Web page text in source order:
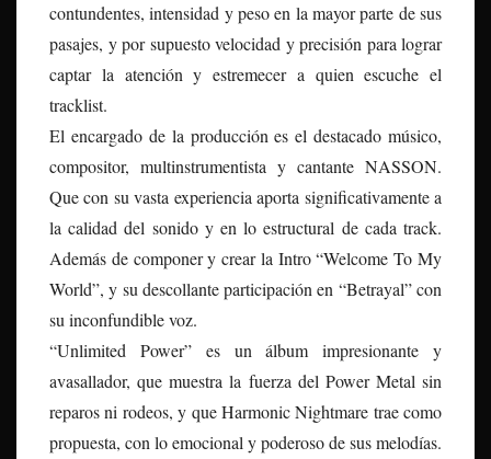
contundentes, intensidad y peso en la mayor parte de sus
pasajes, y por supuesto velocidad y precisión para lograr
captar la atención y estremecer a quien escuche el
tracklist.
El encargado de la producción es el destacado músico,
compositor, multinstrumentista y cantante NASSON.
Que con su vasta experiencia aporta significativamente a
la calidad del sonido y en lo estructural de cada track.
Además de componer y crear la Intro “Welcome To My
World”, y su descollante participación en “Betrayal” con
su inconfundible voz.
“Unlimited Power” es un álbum impresionante y
avasallador, que muestra la fuerza del Power Metal sin
reparos ni rodeos, y que Harmonic Nightmare trae como
propuesta, con lo emocional y poderoso de sus melodías.